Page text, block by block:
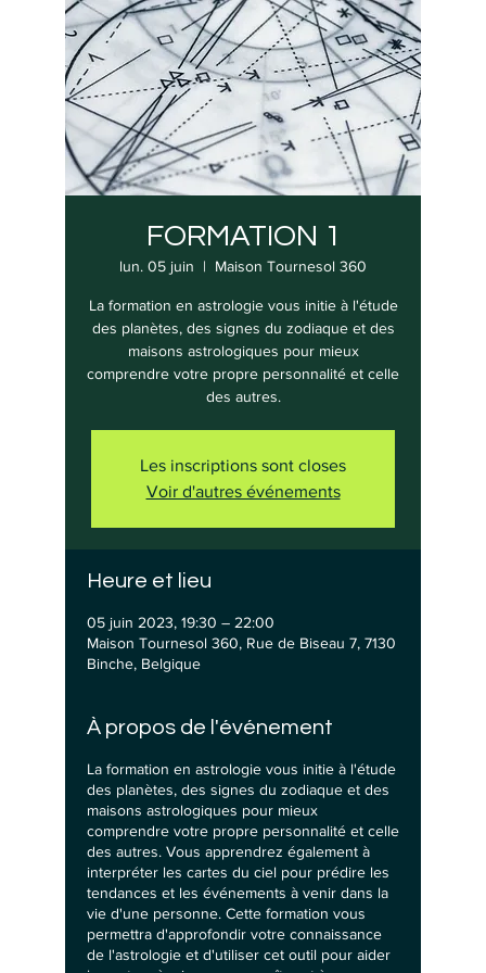
FORMATION 1
lun. 05 juin
  |
Maison Tournesol 360
La formation en astrologie vous initie à l'étude
des planètes, des signes du zodiaque et des
maisons astrologiques pour mieux
comprendre votre propre personnalité et celle
des autres.
Les inscriptions sont closes
Voir d'autres événements
Heure et lieu
05 juin 2023, 19:30 – 22:00
Maison Tournesol 360, Rue de Biseau 7, 7130
Binche, Belgique
À propos de l'événement
La formation en astrologie vous initie à l'étude
des planètes, des signes du zodiaque et des
maisons astrologiques pour mieux
comprendre votre propre personnalité et celle
des autres. Vous apprendrez également à
interpréter les cartes du ciel pour prédire les
tendances et les événements à venir dans la
vie d'une personne. Cette formation vous
permettra d'approfondir votre connaissance
de l'astrologie et d'utiliser cet outil pour aider